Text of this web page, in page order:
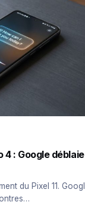
4 : Google
du Pixel 11.